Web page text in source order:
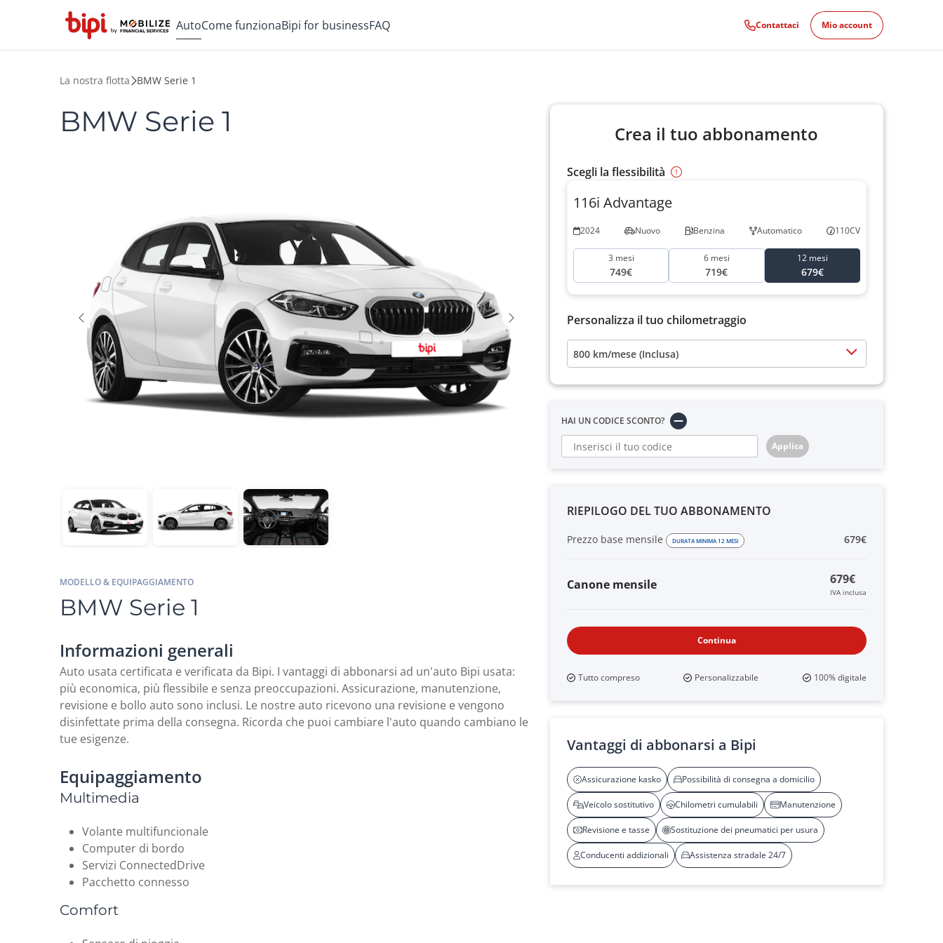
AutoCome funzionaBipi for businessFAQ Contattaci Mio account
La nostra flotta BMW Serie 1
BMW Serie 1
MODELLO & EQUIPAGGIAMENTO
BMW Serie 1
Informazioni generali
Auto usata certificata e verificata da Bipi. I vantaggi di abbonarsi ad un'auto Bipi usata:
più economica, più flessibile e senza preoccupazioni. Assicurazione, manutenzione,
revisione e bollo auto sono inclusi. Le nostre auto ricevono una revisione e vengono
disinfettate prima della consegna. Ricorda che puoi cambiare l'auto quando cambiano le
tue esigenze.
Equipaggiamento
Multimedia
​Volante multifuncionale
Computer di bordo
Servizi ConnectedDrive
Pacchetto connesso
Comfort
Crea il tuo abbonamento
Scegli la flessibilità
116i Advantage
2024 Nuovo Benzina Automatico 110CV
3 mesi
749€
6 mesi
719€
12 mesi
679€
Personalizza il tuo chilometraggio
800 km/mese (Inclusa)
HAI UN CODICE SCONTO?
Applica
RIEPILOGO DEL TUO ABBONAMENTO
Prezzo base mensile DURATA MINIMA 12 MESI 679€
Canone mensile 679€
IVA inclusa
Continua
Tutto compreso Personalizzabile 100% digitale
Vantaggi di abbonarsi a Bipi
Assicurazione kasko Possibilità di consegna a domicilio
Veicolo sostitutivo Chilometri cumulabili Manutenzione
Revisione e tasse Sostituzione dei pneumatici per usura
Conducenti addizionali Assistenza stradale 24/7